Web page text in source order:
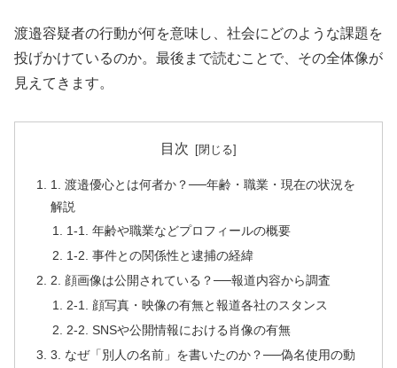
渡邉容疑者の行動が何を意味し、社会にどのような課題を
投げかけているのか。最後まで読むことで、その全体像が
見えてきます。
目次
1. 渡邉優心とは何者か？──年齢・職業・現在の状況を
解説
1-1. 年齢や職業などプロフィールの概要
1-2. 事件との関係性と逮捕の経緯
2. 顔画像は公開されている？──報道内容から調査
2-1. 顔写真・映像の有無と報道各社のスタンス
2-2. SNSや公開情報における肖像の有無
3. なぜ「別人の名前」を書いたのか？──偽名使用の動